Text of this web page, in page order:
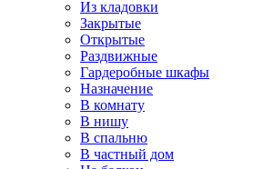
Из кладовки
Закрытые
Открытые
Раздвижные
Гардеробные шкафы
Назначение
В комнату
В нишу
В спальню
В частный дом